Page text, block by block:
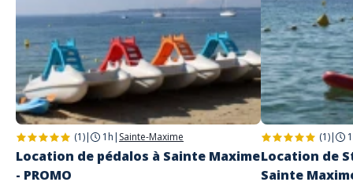
PADDLE AND FUN
Plage de la Garonnette, Sainte-Maxime, France
Parking
places de parking le long de la plage
Transport
arrêt de bus (23) à 600 m
Plage de la Garonnette, juste à côté du restaurant 44 Plage
(1)| 1h | Sainte-Maxime
Location de pédalos à Sainte Maxime
- PROMO
(1)|
Location de
Sainte